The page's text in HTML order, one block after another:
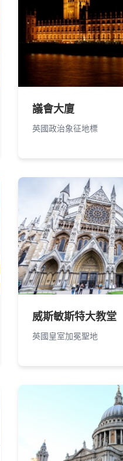
議會大廈
英國政治象征地標
威斯敏斯特大教堂
英國皇室加冕聖地